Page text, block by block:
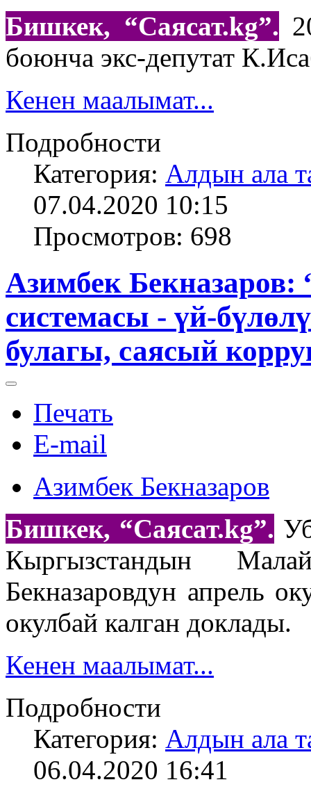
Бишкек, “Саясат.kg”.
боюнча экс-депутат
Кенен маалымат...
Подробности
Категория: Алдын ала
07.04.2020 10:15
Просмотров: 698
Азимбек
системасы - үй-
булагы, саясый
Печать
E-mail
Азимбек Бекназаров
Бишкек, “Саясат.kg”.
Кыргызстандын
Бекназаровдун апрель
окулбай калган доклады.
Кенен маалымат...
Подробности
Категория: Алдын ала
06.04.2020 16:41